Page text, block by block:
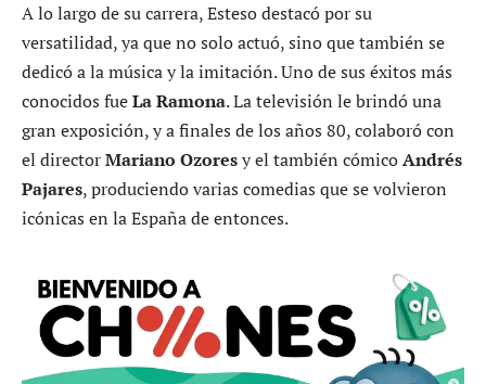
A lo largo de su carrera, Esteso destacó por su
versatilidad, ya que no solo actuó, sino que también se
dedicó a la música y la imitación. Uno de sus éxitos más
conocidos fueLa Ramona. La televisión le brindó una
gran exposición, y a finales de los años 80, colaboró con
el directorMariano Ozoresy el también cómicoAndrés
Pajares, produciendo varias comedias que se volvieron
icónicas en la España de entonces.